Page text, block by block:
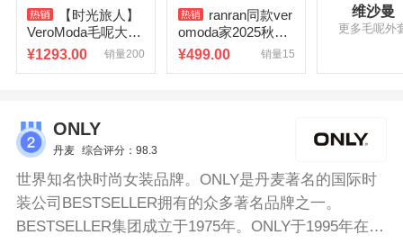
【时光旅人】
VeroModa毛呢大衣
女2026夏季老钱风
¥1293.00 销量200
ranran同款ver
omoda家2025秋冬
款百搭修身显瘦双
¥499.00 销量15
维沙曼
更多毛呢外
ONLY
丹麦 综合评分：98.3
世界知名快时尚女装品牌。ONLY是丹麦著名的国际时
装公司BESTSELLER拥有的众多著名品牌之一。
BESTSELLER集团成立于1975年。ONLY于1995年在丹